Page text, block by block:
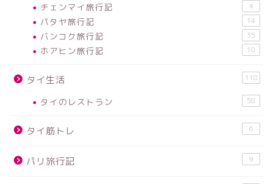
チェンマイ旅行記 4
パタヤ旅行記 14
バンコク旅行記 35
ホアヒン旅行記 10
タイ生活 118
タイのレストラン 58
タイ筋トレ 6
パリ旅行記 9